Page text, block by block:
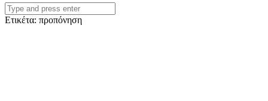
Search
for:
Ετικέτα: προπόνηση